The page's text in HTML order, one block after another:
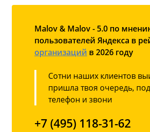
Malov & Malov - 5.0 по
пользователей Яндекса в
организаций в 2026 году
Сотни наших клиентов
пришла твоя очередь,
телефон и звони
+7 (495) 118-31-62